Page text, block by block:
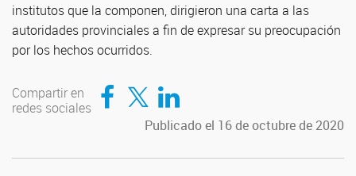
institutos que la componen, dirigieron una carta a las
autoridades provinciales a fin de expresar su preocupación
por los hechos ocurridos.
Compartir en
redes sociales
Compartir en Facebook
Compartir en TwitterCompartir en LinkedIn
Publicado el 16 de octubre de 2020